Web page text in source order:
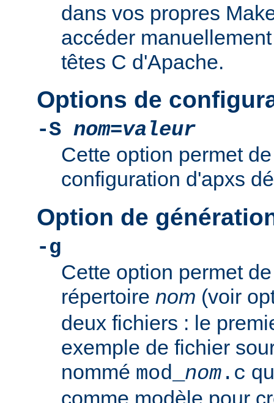
dans vos propres
accéder
têtes C d'Apache.
Options de
-S nom=valeur
Cette option permet
configuration d'apxs
Option de
-g
Cette option permet
répertoire nom (voir
deux fichiers : le
exemple de fichier
nommé mod_ nom .c
comme modèle pour